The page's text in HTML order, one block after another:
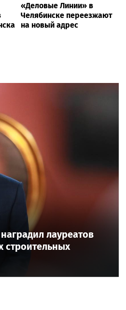
«Деловые Линии» в
Челябинске переезжают
на новый адрес
лауреатов
строительных